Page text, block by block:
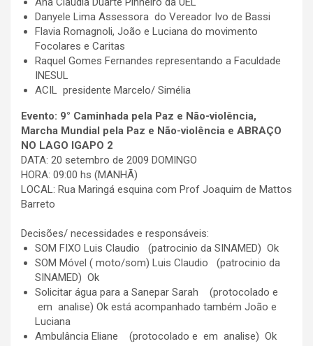
Danyele Lima Assessora do Vereador Ivo de Bassi
Flavia Romagnoli, João e Luciana do movimento
Focolares e Caritas
Raquel Gomes Fernandes representando a Faculdade
INESUL
ACIL presidente Marcelo/ Simélia
Evento: 9° Caminhada pela Paz e Não-violência,
Marcha Mundial pela Paz e Não-violência e ABRAÇO
NO LAGO IGAPO 2
DATA: 20 setembro de 2009 DOMINGO
HORA: 09:00 hs (MANHÃ)
LOCAL: Rua Maringá esquina com Prof Joaquim de Mattos
Barreto
Decisões/ necessidades e responsáveis:
SOM FIXO Luis Claudio (patrocinio da SINAMED) Ok
SOM Móvel ( moto/som) Luis Claudio (patrocinio da
SINAMED) Ok
Solicitar água para a Sanepar Sarah (protocolado e
em analise) Ok está acompanhado também João e
Luciana
Ambulância Eliane (protocolado e em analise) Ok